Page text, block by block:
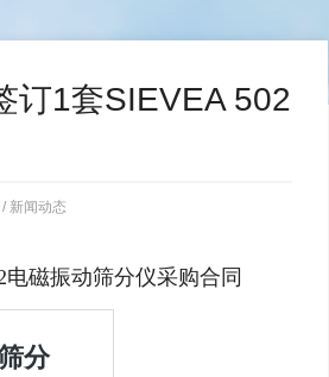
订1套SIEVEA 502
/ 新闻动态
磁振动筛分仪采购合同